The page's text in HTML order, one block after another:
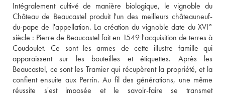
Intégralement cultivé de manière biologique, le vignoble du
Château de Beaucastel produit l'un des meilleurs châteauneuf-
du-pape de l'appellation. La création du vignoble date du XVI°
siècle : Pierre de Beaucastel fait en 1549 l'acquisition de terres à
Coudoulet. Ce sont les armes de cette illustre famille qui
apparaissent sur les bouteilles et étiquettes. Après les
Beaucastel, ce sont les Tramier qui récupèrent la propriété, et la
confient ensuite aux Perrin. Au fil des générations, une même
réussite s'est imposée et le savoir-faire se transmet